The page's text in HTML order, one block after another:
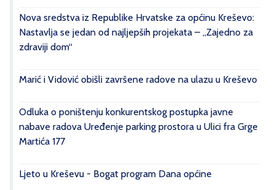
Nova sredstva iz Republike Hrvatske za općinu Kreševo:
Nastavlja se jedan od najljepših projekata – „Zajedno za
zdraviji dom“
Marić i Vidović obišli završene radove na ulazu u Kreševo
Odluka o poništenju konkurentskog postupka javne
nabave radova Uređenje parking prostora u Ulici fra Grge
Martića 177
Ljeto u Kreševu - Bogat program Dana općine